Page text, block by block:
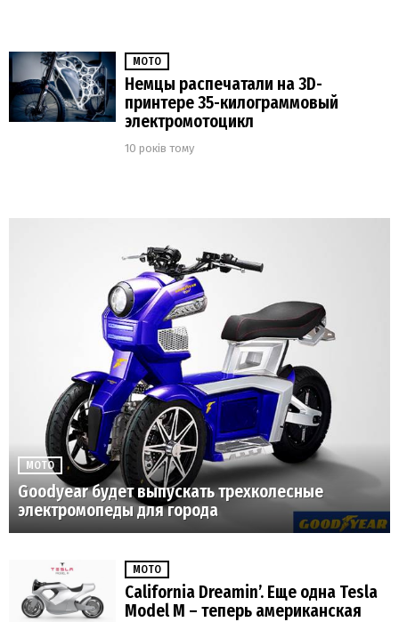
МОТО
Немцы распечатали на 3D-
принтере 35-килограммовый
электромотоцикл
10 років тому
МОТО
Goodyear будет выпускать трехколесные
электромопеды для города
МОТО
California Dreamin’. Еще одна Tesla
Model M – теперь американская